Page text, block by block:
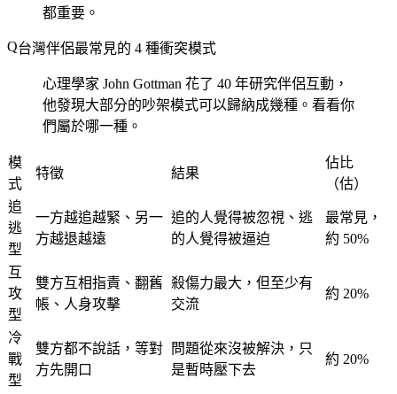
都重要。
台灣伴侶最常見的 4 種衝突模式
心理學家 John Gottman 花了 40 年研究伴侶互動，
他發現大部分的吵架模式可以歸納成幾種。看看你
們屬於哪一種。
模
式
特徵 結果
佔比
（估）
追
逃
型
一方越追越緊、另一
方越退越遠
追的人覺得被忽視、逃
的人覺得被逼迫
最常見，
約 50%
互
攻
型
雙方互相指責、翻舊
帳、人身攻擊
殺傷力最大，但至少有
交流
約 20%
冷
戰
型
雙方都不說話，等對
方先開口
問題從來沒被解決，只
是暫時壓下去
約 20%